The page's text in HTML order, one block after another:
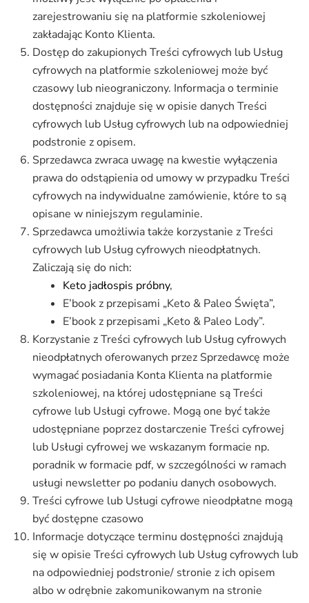
zarejestrowaniu się na platformie szkoleniowej
zakładając Konto Klienta.
Dostęp do zakupionych Treści cyfrowych lub Usług
cyfrowych na platformie szkoleniowej może być
czasowy lub nieograniczony. Informacja o terminie
dostępności znajduje się w opisie danych Treści
cyfrowych lub Usług cyfrowych lub na odpowiedniej
podstronie z opisem.
Sprzedawca zwraca uwagę na kwestie wyłączenia
prawa do odstąpienia od umowy w przypadku Treści
cyfrowych na indywidualne zamówienie, które to są
opisane w niniejszym regulaminie.
Sprzedawca umożliwia także korzystanie z Treści
cyfrowych lub Usług cyfrowych nieodpłatnych.
Zaliczają się do nich:
Keto jadłospis próbny,
E’book z przepisami „Keto & Paleo Święta”,
E’book z przepisami „Keto & Paleo Lody”.
Korzystanie z Treści cyfrowych lub Usług cyfrowych
nieodpłatnych oferowanych przez Sprzedawcę może
wymagać posiadania Konta Klienta na platformie
szkoleniowej, na której udostępniane są Treści
cyfrowe lub Usługi cyfrowe. Mogą one być także
udostępniane poprzez dostarczenie Treści cyfrowej
lub Usługi cyfrowej we wskazanym formacie np.
poradnik w formacie pdf, w szczególności w ramach
usługi newsletter po podaniu danych osobowych.
Treści cyfrowe lub Usługi cyfrowe nieodpłatne mogą
być dostępne czasowo
Informacje dotyczące terminu dostępności znajdują
się w opisie Treści cyfrowych lub Usług cyfrowych lub
na odpowiedniej podstronie/ stronie z ich opisem
albo w odrębnie zakomunikowanym na stronie